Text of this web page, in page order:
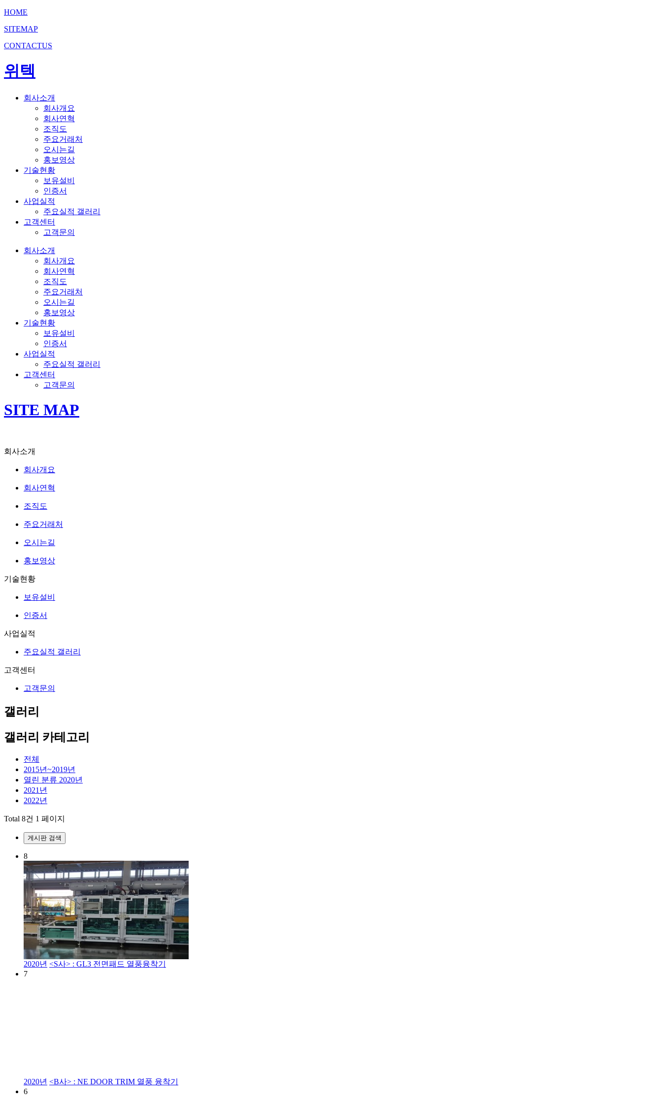
HOME
SITEMAP
CONTACTUS
위텍
회사소개
회사개요
회사연혁
조직도
주요거래처
오시는길
홍보영상
기술현황
보유설비
인증서
사업실적
주요실적 갤러리
고객센터
고객문의
회사소개
회사개요
회사연혁
조직도
주요거래처
오시는길
홍보영상
기술현황
보유설비
인증서
사업실적
주요실적 갤러리
고객센터
고객문의
SITE MAP
회사소개
회사개요
회사연혁
조직도
주요거래처
오시는길
홍보영상
기술현황
보유설비
인증서
사업실적
주요실적 갤러리
고객센터
고객문의
갤러리
갤러리 카테고리
전체
2015년~2019년
열린 분류 2020년
2021년
2022년
Total 8건 1 페이지
게시판 검색
8
2020년 <S사> : GL3 전면패드 열풍융착기
7
2020년 <B사> : NE DOOR TRIM 열풍 융착기
6